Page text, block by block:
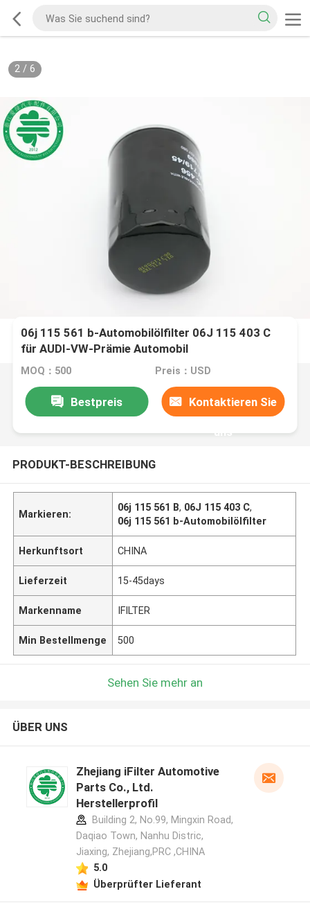
2/ 6
06j 115 561 b-Automobilölfilter 06J 115 403 C
für AUDI-VW-Prämie Automobil
MOQ：500 Preis：USD
Bestpreis Kontaktieren Sie
uns
PRODUKT-BESCHREIBUNG
Markieren:
06j 115 561 B, 06J 115 403 C,
06j 115 561 b-Automobilölfilter
Herkunftsort CHINA
Lieferzeit 15-45days
Markenname IFILTER
Min Bestellmenge 500
Sehen Sie mehr an
ÜBER UNS
Zhejiang iFilter Automotive
Parts Co., Ltd.
Herstellerprofil
Building 2, No.99, Mingxin Road,
Daqiao Town, Nanhu Distric,
Jiaxing, Zhejiang,PRC ,CHINA
5.0
Überprüfter Lieferant